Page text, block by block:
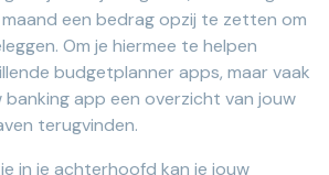
een bedrag opzij te zetten om
Om je hiermee te helpen
budgetplanner apps, maar vaak
app een overzicht van jouw
terugvinden.
in je achterhoofd kan je jouw